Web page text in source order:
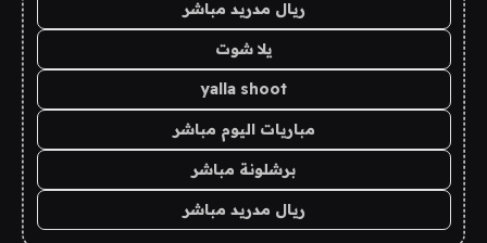
ريال مدريد مباشر
يلا شوت
yalla shoot
مباريات اليوم مباشر
برشلونة مباشر
ريال مدريد مباشر